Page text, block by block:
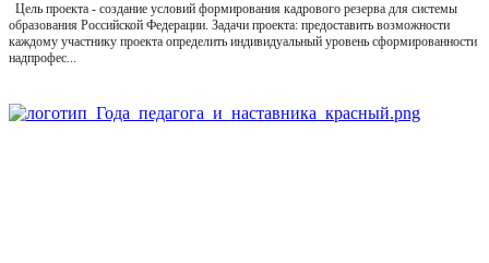
Цель проекта - создание условий формирования кадрового резерва для системы
образования Российской Федерации. Задачи проекта: предоставить возможности
каждому участнику проекта определить индивидуальный уровень сформированности
надпрофес...